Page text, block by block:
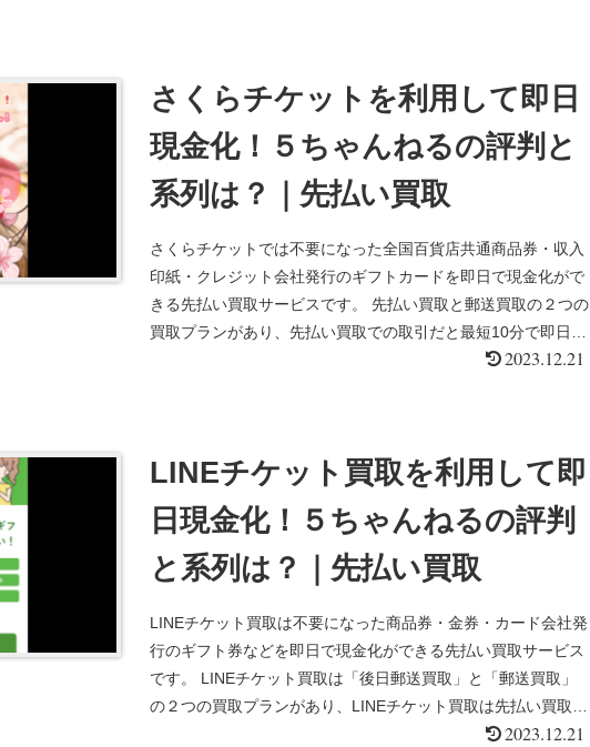
さくらチケットを利用して即日
現金化！５ちゃんねるの評判と
系列は？｜先払い買取
さくらチケットでは不要になった全国百貨店共通商品券・収入
印紙・クレジット会社発行のギフトカードを即日で現金化がで
きる先払い買取サービスです。 先払い買取と郵送買取の２つの
買取プランがあり、先払い買取での取引だと最短10分で即日現
2023.12.21
LINEチケット買取を利用して即
日現金化！５ちゃんねるの評判
と系列は？｜先払い買取
LINEチケット買取は不要になった商品券・金券・カード会社発
行のギフト券などを即日で現金化ができる先払い買取サービス
です。 LINEチケット買取は「後日郵送買取」と「郵送買取」
の２つの買取プランがあり、LINEチケット買取は先払い買取で
2023.12.21